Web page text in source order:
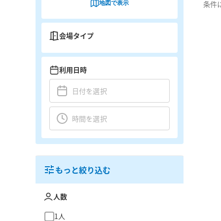
条件
地図で表示
会場タイプ
利用日時
もっと絞り込む
人数
1人